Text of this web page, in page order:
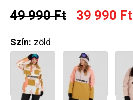
49 990 Ft 39 990 Ft
Szín: zöld